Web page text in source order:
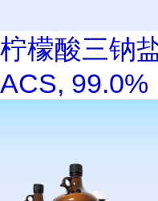
柠檬酸三钠
ACS, 99.0%